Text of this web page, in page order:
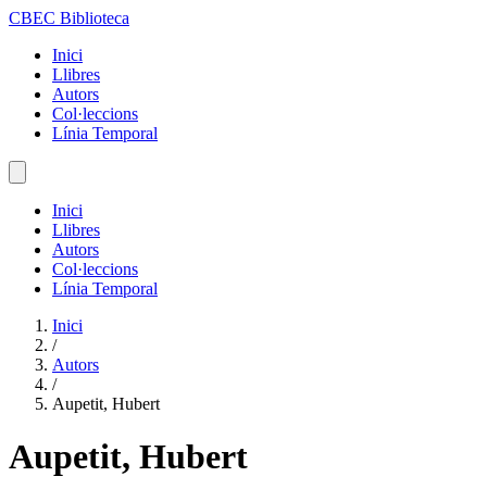
CBEC Biblioteca
Inici
Llibres
Autors
Col·leccions
Línia Temporal
Inici
Llibres
Autors
Col·leccions
Línia Temporal
Inici
/
Autors
/
Aupetit, Hubert
Aupetit, Hubert